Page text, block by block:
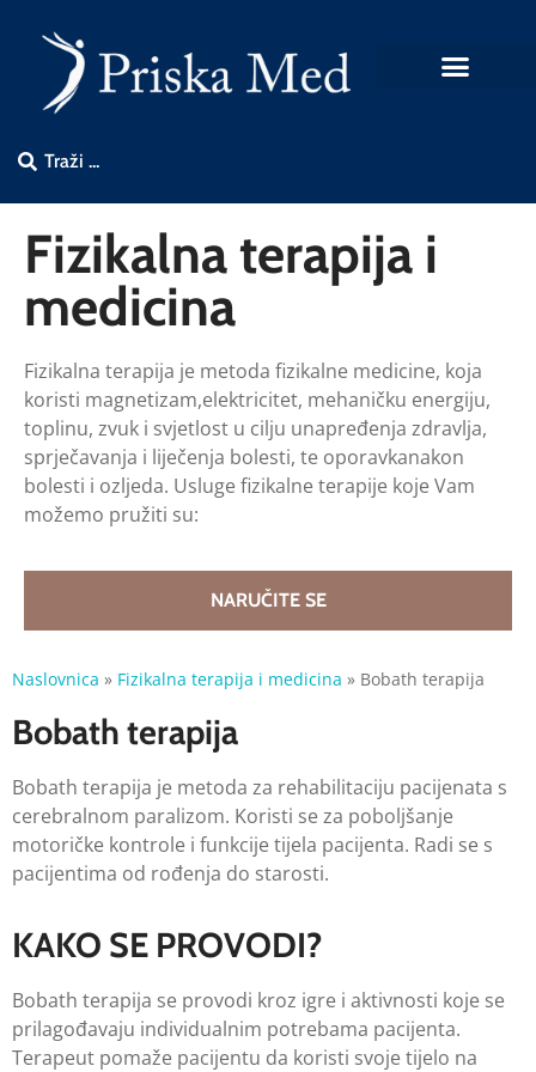
Fizikalna terapija i
medicina
Fizikalna terapija je metoda fizikalne medicine, koja
koristi magnetizam,elektricitet, mehaničku energiju,
toplinu, zvuk i svjetlost u cilju unapređenja zdravlja,
sprječavanja i liječenja bolesti, te oporavkanakon
bolesti i ozljeda. Usluge fizikalne terapije koje Vam
možemo pružiti su:
NARUČITE SE
Naslovnica » Fizikalna terapija i medicina » Bobath terapija
Bobath terapija
Bobath terapija je metoda za rehabilitaciju pacijenata s
cerebralnom paralizom. Koristi se za poboljšanje
motoričke kontrole i funkcije tijela pacijenta. Radi se s
pacijentima od rođenja do starosti.
KAKO SE PROVODI?
Bobath terapija se provodi kroz igre i aktivnosti koje se
prilagođavaju individualnim potrebama pacijenta.
Terapeut pomaže pacijentu da koristi svoje tijelo na